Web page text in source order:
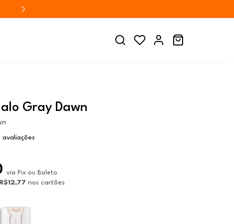
Gray Dawn
avaliações
via Pix ou Boleto
R$12,77 nos cartões